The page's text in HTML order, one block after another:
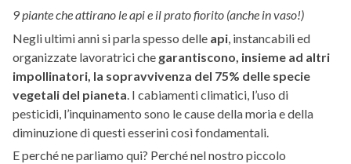
9 piante che attirano le api e il prato fiorito (anche in vaso!)
Negli ultimi anni si parla spesso delle api , instancabili ed
organizzate lavoratrici che garantiscono, insieme ad altri
impollinatori, la sopravvivenza del 75% delle specie
vegetali del pianeta . I cabiamenti climatici, l’uso di
pesticidi, l’inquinamento sono le cause della moria e della
diminuzione di questi esserini così fondamentali.
E perché ne parliamo qui? Perché nel nostro piccolo